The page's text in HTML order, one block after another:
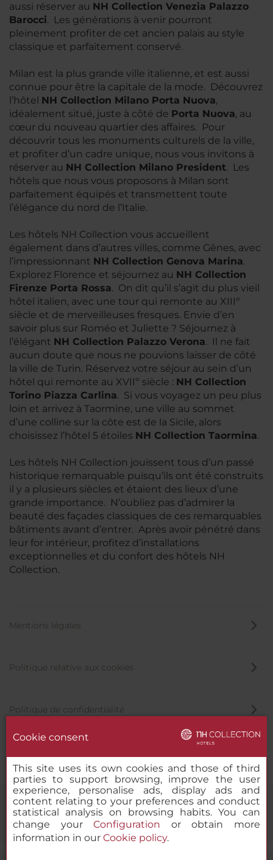
aussi réserver au NH Collection Venezia Palazzo
Barocci. Les générations à venir pourront
pleinement profiter de cet ancien palais au style
classique et parfaitement conservé.
Milan est la plus grande ville italienne, et est aussi
connue pour être la capitale de la mode. Découvrez
l’hôtel NH Collection Milano Porta Nuova,
idéalement situé, juste à côté de Porta Nuova, au
cœur du nouveau quartier des affaires. Pour
découvrir tous les monuments culturels de la ville,
et profiter d’un cadre unique, nous vous invitons à
réserver au NH Collection Milano President. Les
hôtels que nous vous proposons à Milan sont
parfaitement équipés et transmettent toute
l’élégance du nord de l’Italie.
Les hôtels NH Collection vous accueillent
également dans d’autres villes, comme Gênes, avec
l’impressionnant NH Collection Genova Marina.
Explorez Florence et séjournez au NH Collection
Firenze Porta Rossa. On dit qu’il s’agit du plus vieil
hôtel italien, avec une tour qui remonte au XIIIº
siècle et de merveilleuses fresques. Envie d’en
savoir plus sur Roméo et Juliette ? Séjournez à
l’élégant NH Collection Palazzo Verona. Il ne fait
aucun doute que nous ne pouvions laisser de côté
la ville de Turin. Réservez votre séjour au sein d’un
hôtel qui remonte au XVIIº siècle : NH Collection
Torino Piazza Carlina. Si vous voyagez un peu plus
loin et arrivez à Taormine, une ville au sommet
d’une colline sur la côte est de la Sicile, alors
choisissez l’hôtel 5 étoiles NH Collection Taormina.
Les hôtels NH Collection jouissent tous d’un passé
historique remarquable puisqu’ils ont été construits
il y a plusieurs siècles et étaient des lieux d’une
grande importance. N’oubliez pas d’admirer la
beauté des façades classiques de ces remarquables
bâtiments avant d’entrer. Après avoir pénétré dans
leur for intérieur, profitez d’installations
exceptionnelles et du confort des hôtels NH
Collection.
Mentions légales
Politique relative aux cookies
Politique de confidentialité
Cookie consent
This site uses its own cookies and those of third
parties to support browsing, improve the user
experience, personalise ads, display ads and
content relating to your preferences and conduct
statistical analysis on browsing habits. You can
change yourConfiguration or obtain more
information in our Cookie policy.